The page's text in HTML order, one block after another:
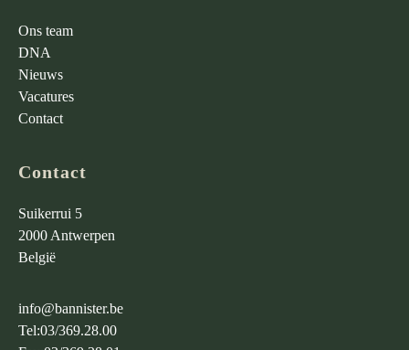
Ons team
DNA
Nieuws
Vacatures
Contact
Contact
Suikerrui 5
2000 Antwerpen
België
info@bannister.be
Tel:03/369.28.00